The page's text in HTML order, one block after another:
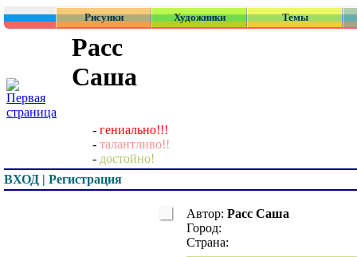
Рисунки Художники Темы
Расс
Саша
- гениально!!!
- талантливо!!
- достойно!
ВХОД | Регистрация
Автор: Расс Саша
Город:
Страна: